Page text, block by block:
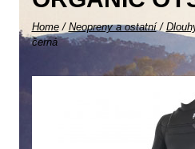
Home/ Neopreny a ostatní/
černá